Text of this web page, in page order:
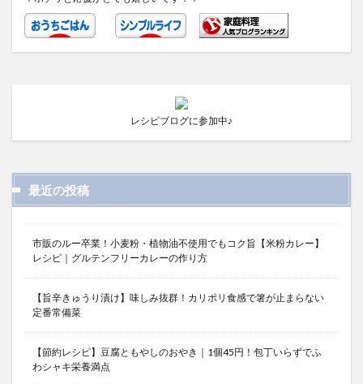
レシピブログに参加中♪
最近の投稿
市販のルー卒業！小麦粉・植物油不使用でもコク旨【米粉カレー】
レシピ｜グルテンフリーカレーの作り方
【旨辛きゅうり漬け】味しみ抜群！カリポリ食感で箸が止まらない
定番常備菜
【節約レシピ】豆腐ともやしのおやき｜1個45円！包丁いらずでふ
わシャキ栄養満点